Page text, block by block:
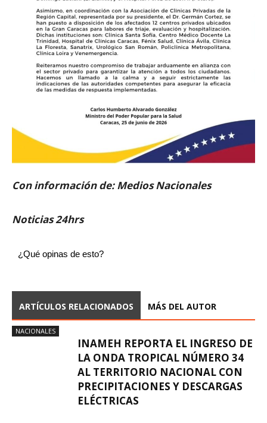
Con información de: Medios Nacionales
Noticias 24hrs
¿Qué opinas de esto?
ARTÍCULOS RELACIONADOS MÁS DEL AUTOR
NACIONALES
INAMEH REPORTA EL INGRESO DE
LA ONDA TROPICAL NÚMERO 34
AL TERRITORIO NACIONAL CON
PRECIPITACIONES Y DESCARGAS
ELÉCTRICAS